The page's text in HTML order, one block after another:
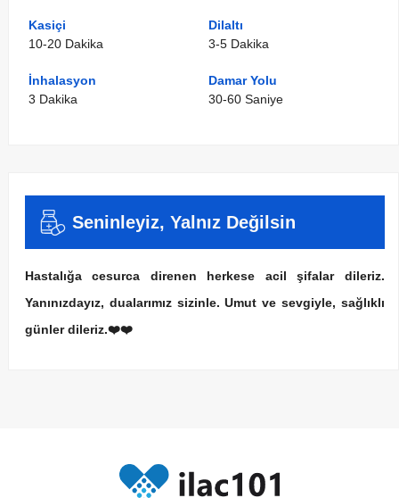
Kasiçi
10-20 Dakika
Dilaltı
3-5 Dakika
İnhalasyon
3 Dakika
Damar Yolu
30-60 Saniye
Seninleyiz, Yalnız Değilsin
Hastalığa cesurca direnen herkese acil şifalar dileriz.
Yanınızdayız, dualarımız sizinle. Umut ve sevgiyle, sağlıklı
günler dileriz.❤️❤️